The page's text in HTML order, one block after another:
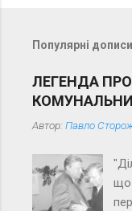
рПопулярні
ЛЕГЕНДА
Автор: Павло
що